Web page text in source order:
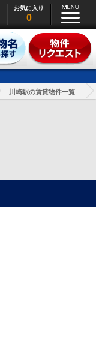
お気に入り
0
川崎駅の賃貸物件一覧